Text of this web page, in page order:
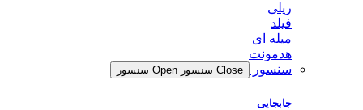
ریلی
فیلد
میله ای
هدمونت
سنسور
Close سنسور Open سنسور
جابجایی